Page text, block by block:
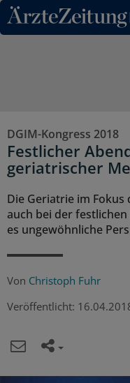
Direkt zum Inhaltsbereich
DGIM-Kongress 2018
Festlicher
geriatrischer
Die Geriatrie im
auch bei der
es ungewöhnliche
Von Christoph Fuhr
Veröffentlicht: